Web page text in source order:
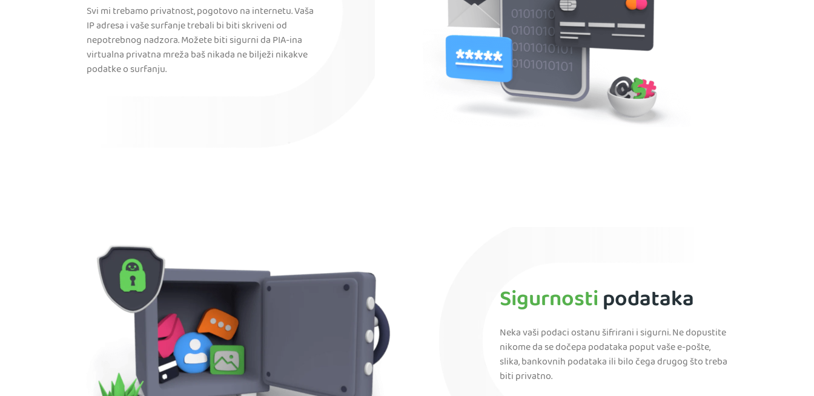
Svi mi trebamo privatnost, pogotovo na internetu. Vaša
IP adresa i vaše surfanje trebali bi biti skriveni od
nepotrebnog nadzora. Možete biti sigurni da PIA-ina
virtualna privatna mreža baš nikada ne bilježi nikakve
podatke o surfanju.
Sigurnostipodataka
Neka vaši podaci ostanu šifrirani i sigurni. Ne dopustite
nikome da se dočepa podataka poput vaše e-pošte,
slika, bankovnih podataka ili bilo čega drugog što treba
biti privatno.